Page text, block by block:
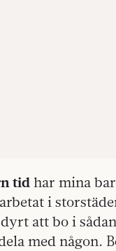
tid har mina
i
att bo i
med någon.